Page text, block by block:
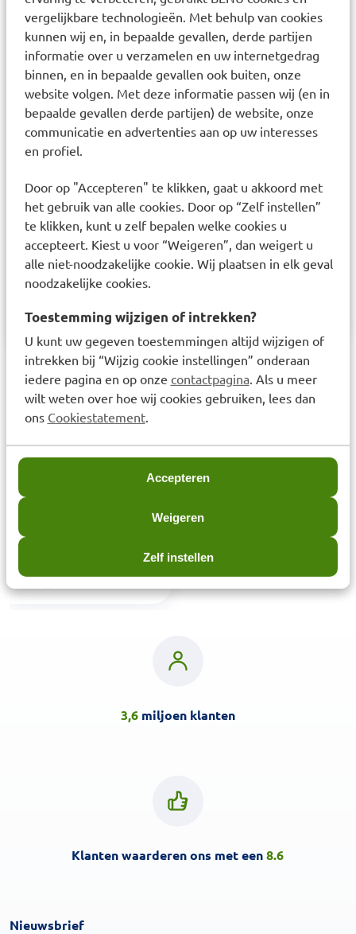
vergelijkbare technologieën. Met behulp van cookies
kunnen wij en, in bepaalde gevallen, derde partijen
informatie over u verzamelen en uw internetgedrag
binnen, en in bepaalde gevallen ook buiten, onze
website volgen. Met deze informatie passen wij (en in
bepaalde gevallen derde partijen) de website, onze
communicatie en advertenties aan op uw interesses
en profiel.
Door op "Accepteren" te klikken, gaat u akkoord met
het gebruik van alle cookies. Door op “Zelf instellen”
te klikken, kunt u zelf bepalen welke cookies u
accepteert. Kiest u voor “Weigeren”, dan weigert u
alle niet-noodzakelijke cookie. Wij plaatsen in elk geval
noodzakelijke cookies.
Toestemming wijzigen of intrekken?
U kunt uw gegeven toestemmingen altijd wijzigen of
intrekken bij “Wijzig cookie instellingen” onderaan
iedere pagina en op onze contactpagina. Als u meer
wilt weten over hoe wij cookies gebruiken, lees dan
ons Cookiestatement.
Accepteren
Weigeren
Zelf instellen
GUM; AROMA; XANTHAN GUM; CELLULOSE;
PHYTOSTEROLS; ASCORBYL PALMITATE;
POTASSIUM HYDROXIDE; TOCOPHEROL;
GANODERMA LUCIDUM STEM EXTRACT; SODIUM
PHYTATE; GIGARTINA STELLATA EXTRACT; CITRIC
ACID; ALTEROMONAS FERMENT EXTRACT;
PHENETHYL ALCOHOL; SPIRODELA POLYRHIZA
EXTRACT; HYDROLYZED HYALURONIC ACID;
LINALOOL; VANILLIN; PINENE
Productverantwoordelijke: MADARA Cosmetics,
AS Zeltinu Street 131 LV-2167 Marupe Latvia
info@madaracosmetics.comCOSMOS Organic;
Cruelty Free; Vegan; Alcohol free; Gluten Free;
Laatst bekeken items
MÁDARA AGE PRO Intense
€58,95
3,6miljoen klanten
Klanten waarderen ons met een8.6
Nieuwsbrief